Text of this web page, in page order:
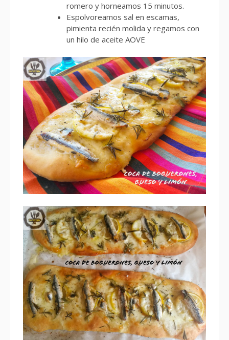
romero y horneamos 15 minutos.
Espolvoreamos sal en escamas,
pimienta recién molida y regamos con
un hilo de aceite AOVE